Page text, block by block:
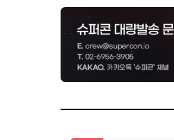
상품권/생활편의/기타